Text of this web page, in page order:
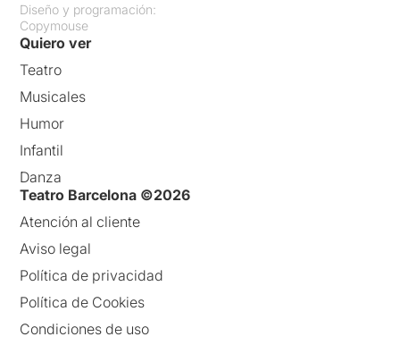
Diseño y programación:
Copymouse
Quiero ver
Teatro
Musicales
Humor
Infantil
Danza
Teatro Barcelona ©2026
Atención al cliente
Aviso legal
Política de privacidad
Política de Cookies
Condiciones de uso